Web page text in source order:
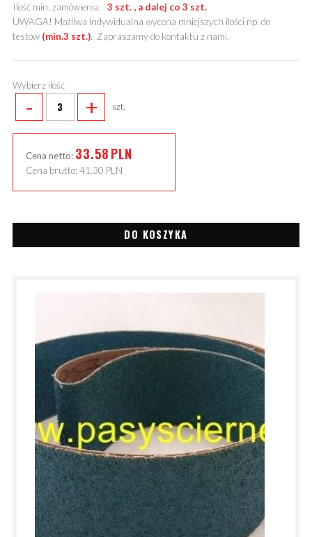
Ilość min. zamówienia: 3 szt. , a dalej co 3 szt.
UWAGA! Możliwa indywidualna wycena mniejszych ilości np. do
testów (min.3 szt.). Zapraszamy do kontaktu z nami.
Wybierz ilość
- + szt.
Cena netto: 33.58PLN
Cena brutto: 41.30 PLN
DO KOSZYKA